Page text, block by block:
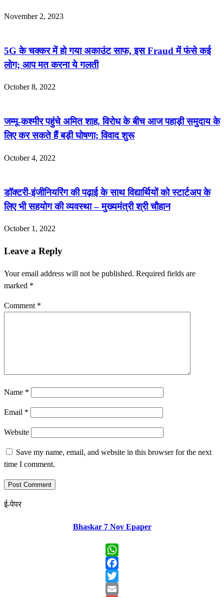
November 2, 2023
5G के चक्कर में हो गया अकाउंट साफ, इस Fraud में फंसे कई
लोग; आप मत करना ये गलती
October 8, 2022
जम्मू-कश्मीर पहुंचे अमित शाह, विरोध के बीच आज पहाड़ी समुदाय के
लिए कर सकते हैं बड़ी घोषणा; विवाद शुरू
October 4, 2022
डॉक्टरी-इंजीनियरिंग की पढ़ाई के साथ विद्यार्थियों को स्टार्टअप के
लिए भी सहयोग की व्यवस्था – मुख्यमंत्री श्री चौहान
October 1, 2022
Leave a Reply
Your email address will not be published. Required fields are
marked *
Comment *
Name *
Email *
Website
Save my name, email, and website in this browser for the next
time I comment.
ई-पेपर
Bhaskar 7 Nov Epaper
WhatsApp
Facebook
Twitter